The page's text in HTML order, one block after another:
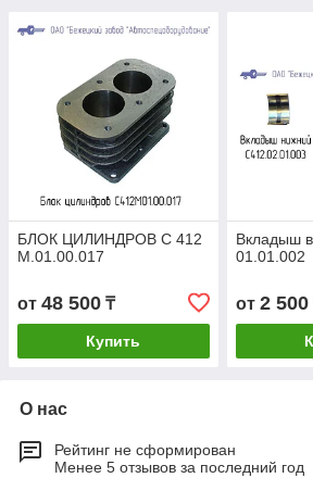
БЛОК ЦИЛИНДРОВ С 412
М.01.00.017
от 48 500 ₸
Купить
Вкладыш
01.01.002
от 2 500
О нас
Рейтинг не сформирован
Менее 5 отзывов за последний год